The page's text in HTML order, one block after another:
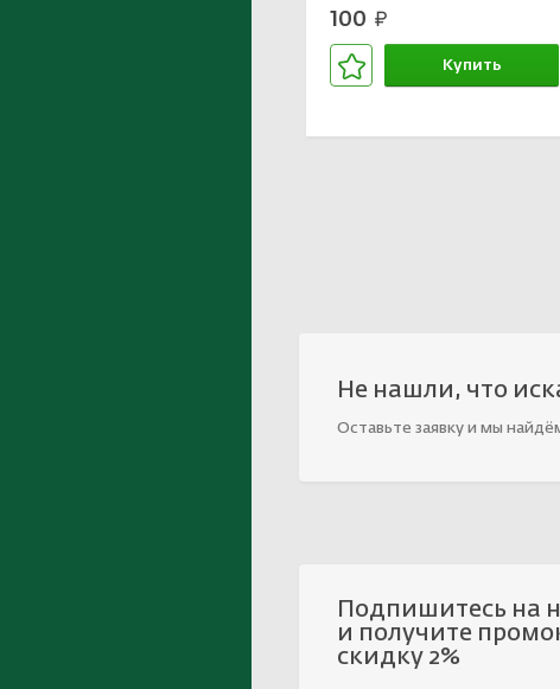
100 руб.
Купить
Не нашли, что
Оставьте заявку и мы
Подпишитесь на
и получите
скидку 2%